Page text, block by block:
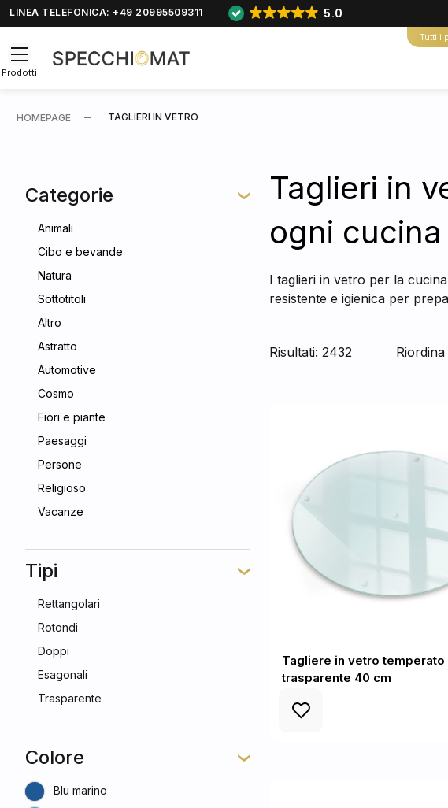
LINEA TELEFONICA: +49 20995509311 5.0
Tutti i
Prodotti
HOMEPAGE TAGLIERI IN VETRO
Categorie
Animali
Cibo e bevande
Natura
Sottotitoli
Altro
Astratto
Automotive
Cosmo
Fiori e piante
Paesaggi
Persone
Religioso
Vacanze
Tipi
Rettangolari
Rotondi
Doppi
Esagonali
Trasparente
Colore
Blu marino
Taglieri in
ogni cucina
I taglieri in vetro per la
resistente e igienica per
Risultati: 2432
Tagliere in vetro temperato
trasparente 40 cm